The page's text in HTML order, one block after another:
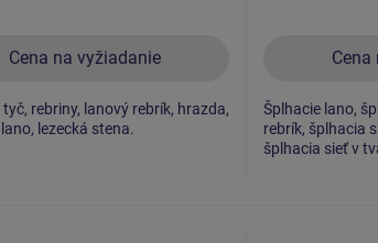
Cena na vyžiadanie
rebriny, lanový rebrík, hrazda,
lezecká stena.
Cena
Šplhacie lano,
rebrík, šplhacia
šplhacia sieť v